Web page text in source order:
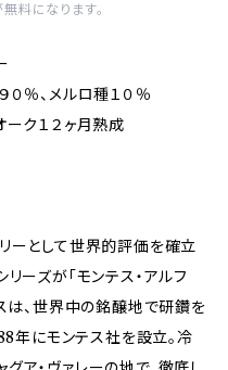
料になります。
％、メルロ種１０％
ク１２ヶ月熟成
ーとして世界的評価を確立
ーズが「モンテス・アルフ
は、世界中の銘醸地で研鑽を
年にモンテス社を設立。冷